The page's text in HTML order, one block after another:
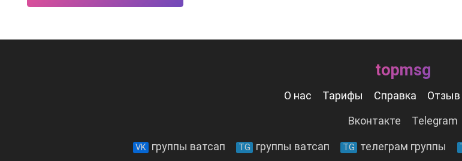
topmsg
О нас Тарифы Справка Отзыв
Вконтакте Telegram
VK группы ватсап TG группы ватсап TG телеграм группы